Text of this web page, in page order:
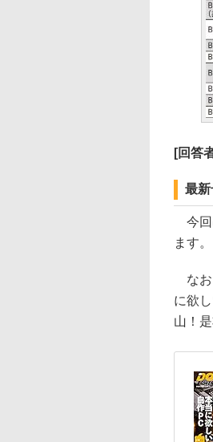
[回答
最新
今回
ます。
なお
に欲
山！